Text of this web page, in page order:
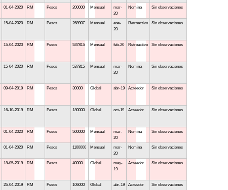
01-04-2020 RM Pesos 200000 Mensual
mar-
20
Nomina Sin observaciones
15-04-2020 RM Pesos 268907 Mensual
ene-
20
Retroactivo Sin observaciones
15-04-2020 RM Pesos 537815 Mensual feb-20 Retroactivo Sin observaciones
15-04-2020 RM Pesos 537815 Mensual
mar-
20
Nomina Sin observaciones
09-04-2019 RM Pesos 30000 Global abr-19 Acreedor Sin observaciones
16-10-2019 RM Pesos 180000 Global oct-19 Acreedor Sin observaciones
01-04-2020 RM Pesos 500000 Mensual
mar-
20
Nomina Sin observaciones
01-04-2020 RM Pesos 1100000 Mensual
mar-
20
Nomina Sin observaciones
18-05-2019 RM Pesos 40000 Global
may-
19
Acreedor Sin observaciones
25-04-2019 RM Pesos 106000 Global abr-19 Acreedor Sin observaciones